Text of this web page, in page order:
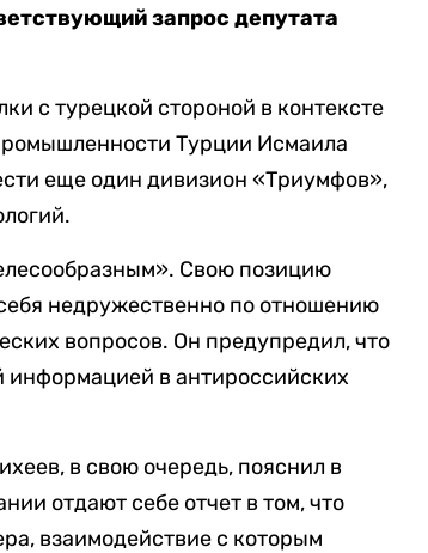
запрос депутата
с турецкой стороной в контексте
Турции Исмаила
еще один дивизион «Триумфов»,
Свою позицию
недружественно по отношению
вопросов. Он предупредил, что
информацией в антироссийских
в свою очередь, пояснил в
отдают себе отчет в том, что
взаимодействие с которым